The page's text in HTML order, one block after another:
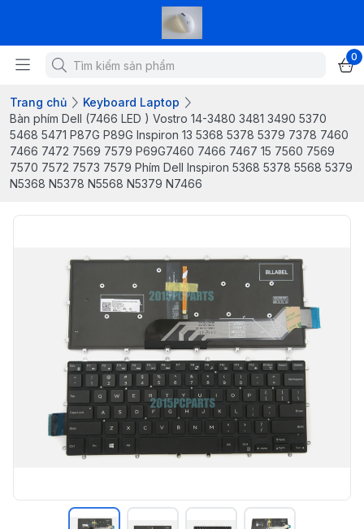
0
Trang chủ
Keyboard Laptop
Bàn phím Dell (7466 LED ) Vostro 14-3480 3481 3490 5370
5468 5471 P87G P89G Inspiron 13 5368 5378 5379 7378 7460
7466 7472 7569 7579 P69G7460 7466 7467 15 7560 7569
7570 7572 7573 7579 Phím Dell Inspiron 5368 5378 5568 5379
N5368 N5378 N5568 N5379 N7466